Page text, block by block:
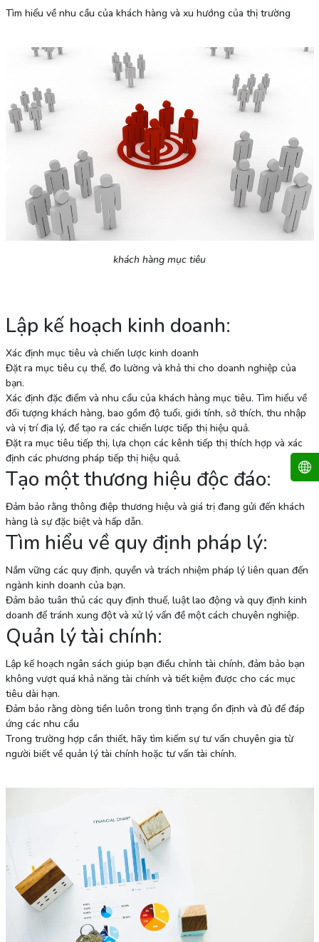
Tìm hiểu về nhu cầu của khách hàng và xu hướng của thị trường
khách hàng mục tiêu
Lập kế hoạch kinh doanh:
Xác định mục tiêu và chiến lược kinh doanh
Đặt ra mục tiêu cụ thể, đo lường và khả thi cho doanh nghiệp của
bạn.
Xác định đặc điểm và nhu cầu của khách hàng mục tiêu. Tìm hiểu về
đối tượng khách hàng, bao gồm độ tuổi, giới tính, sở thích, thu nhập
và vị trí địa lý, để tạo ra các chiến lược tiếp thị hiệu quả.
Đặt ra mục tiêu tiếp thị, lựa chọn các kênh tiếp thị thích hợp và xác
định các phương pháp tiếp thị hiệu quả.
Tạo một thương hiệu độc đáo:
Đảm bảo rằng thông điệp thương hiệu và giá trị đang gửi đến khách
hàng là sự đặc biệt và hấp dẫn.
Tìm hiểu về quy định pháp lý:
Nắm vững các quy định, quyền và trách nhiệm pháp lý liên quan đến
ngành kinh doanh của bạn.
Đảm bảo tuân thủ các quy định thuế, luật lao động và quy định kinh
doanh để tránh xung đột và xử lý vấn đề một cách chuyên nghiệp.
Quản lý tài chính:
Lập kế hoạch ngân sách giúp bạn điều chỉnh tài chính, đảm bảo bạn
không vượt quá khả năng tài chính và tiết kiệm được cho các mục
tiêu dài hạn.
Đảm bảo rằng dòng tiền luôn trong tình trạng ổn định và đủ để đáp
ứng các nhu cầu
Trong trường hợp cần thiết, hãy tìm kiếm sự tư vấn chuyên gia từ
người biết về quản lý tài chính hoặc tư vấn tài chính.